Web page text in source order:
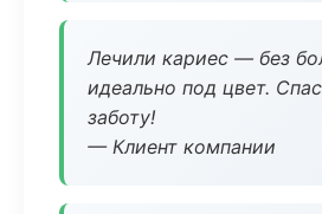
Лечили кариес — без
идеально под цвет.
заботу!
— Клиент компании